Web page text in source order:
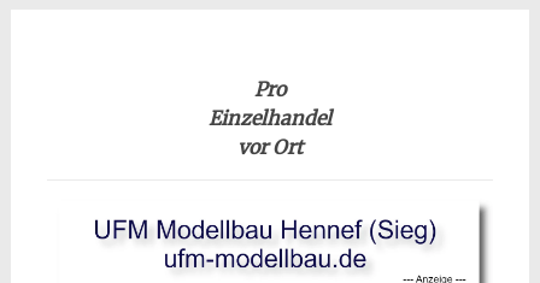
Pro
Einzelhandel
vor Ort